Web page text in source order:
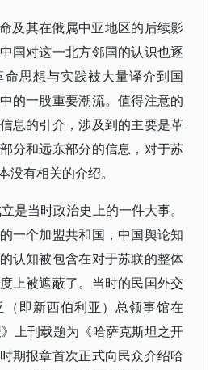
及其在俄属中亚地区的后续影
国对这一北方邻国的认识也逐
思想与实践被大量译介到国
的一股重要潮流。值得注意的
息的引介，涉及到的主要是革
分和远东部分的信息，对于苏
没有相关的介绍。
是当时政治史上的一件大事。
一个加盟共和国，中国舆论知
认知被包含在对于苏联的整体
上被遮蔽了。当时的民国外交
即新西伯利亚）总领事馆在
上刊载题为《哈萨克斯坦之开
期报章首次正式向民众介绍哈